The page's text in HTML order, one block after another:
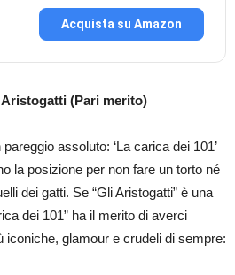
Acquista su Amazon
(Pari merito)
assoluto: ‘La carica dei 101’
la posizione per non fare un torto né
dei gatti. Se “Gli Aristogatti” è una
dei 101” ha il merito di averci
iconiche, glamour e crudeli di sempre: